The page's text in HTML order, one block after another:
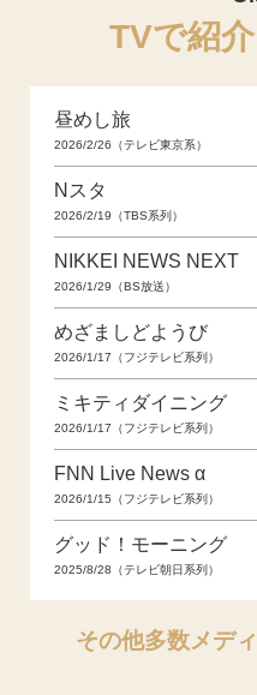
TVで紹
昼めし旅
2026/2/26（テレビ東京系）
Nスタ
2026/2/19（TBS系列）
NIKKEI NEWS NEXT
2026/1/29（BS放送）
めざましどようび
2026/1/17（フジテレビ系列）
ミキティダイニング
2026/1/17（フジテレビ系列）
FNN Live News α
2026/1/15（フジテレビ系列）
グッド！モーニング
2025/8/28（テレビ朝日系列）
その他多数メデ